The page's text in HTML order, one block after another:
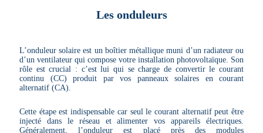
Les onduleurs
L’onduleur solaire est un boîtier métallique muni d’un radiateur ou
d’un ventilateur qui compose votre installation photovoltaïque. Son
rôle est crucial : c’est lui qui se charge de convertir le courant
continu (CC) produit par vos panneaux solaires en courant
alternatif (CA).
Cette étape est indispensable car seul le courant alternatif peut être
injecté dans le réseau et alimenter vos appareils électriques.
Généralement, l’onduleur est placé près des modules